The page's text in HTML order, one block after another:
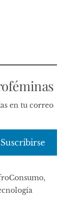
en tu correo
Suscribirse
,